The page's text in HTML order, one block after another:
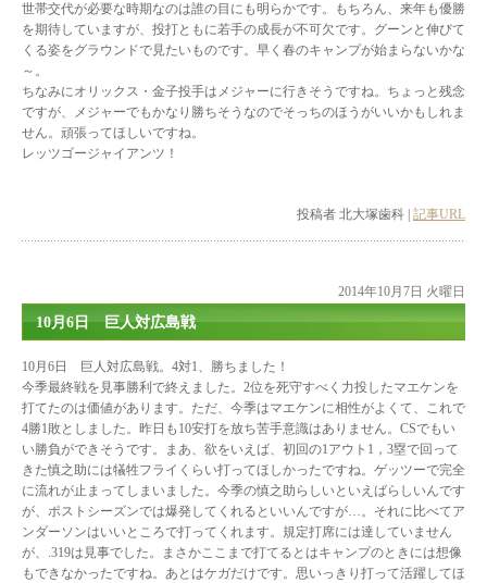
世帯交代が必要な時期なのは誰の目にも明らかです。もちろん、来年も優勝
を期待していますが、投打ともに若手の成長が不可欠です。グーンと伸びて
くる姿をグラウンドで見たいものです。早く春のキャンプが始まらないかな
～。
ちなみにオリックス・金子投手はメジャーに行きそうですね。ちょっと残念
ですが、メジャーでもかなり勝ちそうなのでそっちのほうがいいかもしれま
せん。頑張ってほしいですね。
レッツゴージャイアンツ！
投稿者 北大塚歯科 | 記事URL
2014年10月7日 火曜日
10月6日 巨人対広島戦
10月6日 巨人対広島戦。4対1、勝ちました！
今季最終戦を見事勝利で終えました。2位を死守すべく力投したマエケンを
打てたのは価値があります。ただ、今季はマエケンに相性がよくて、これで
4勝1敗としました。昨日も10安打を放ち苦手意識はありません。CSでもい
い勝負ができそうです。まあ、欲をいえば、初回の1アウト1，3塁で回って
きた慎之助には犠牲フライくらい打ってほしかったですね。ゲッツーで完全
に流れが止まってしまいました。今季の慎之助らしいといえばらしいんです
が、ポストシーズンでは爆発してくれるといいんですが…。それに比べてア
ンダーソンはいいところで打ってくれます。規定打席には達していません
が、.319は見事でした。まさかここまで打てるとはキャンプのときには想像
もできなかったですね。あとはケガだけです。思いっきり打って活躍してほ